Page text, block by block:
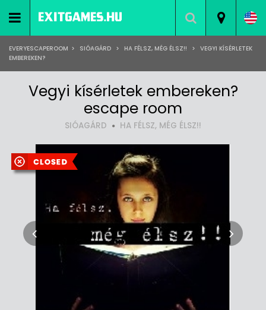
EVERYESCAPEROOM > SIÓAGÁRD > HA FÉLSZ, MÉG ÉLSZ!! > VEGYI KÍSÉRLETEK
EMBEREKEN?
Vegyi kísérletek embereken?
escape room
SIÓAGÁRD HA FÉLSZ, MÉG ÉLSZ!!